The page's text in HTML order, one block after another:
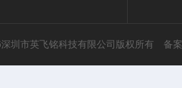
圳市英飞铭科技有限公司版权所有 备